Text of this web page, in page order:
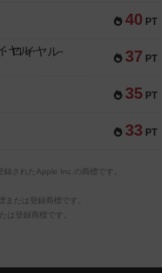
40 PT
37 PT
ロイヤル-
35 PT
33 PT
されたApple Inc.の商標です。
たは登録商標です。
は登録商標です。